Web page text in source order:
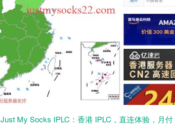
Just My Socks IPLC：香港 IPLC，直连体验，月付